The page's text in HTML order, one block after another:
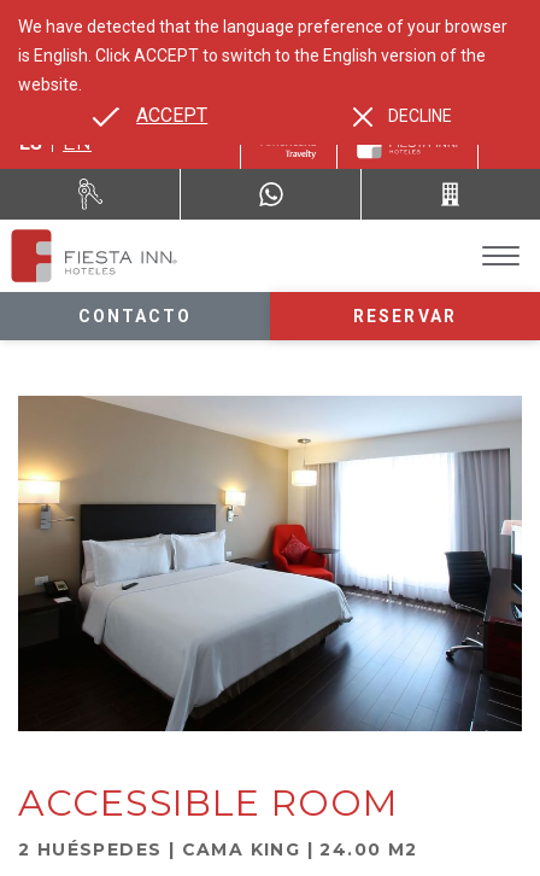
ES EN
CONTACTO RESERVAR
We have detected that the language preference of your browser
is English. Click ACCEPT to switch to the English version of the
website.
ACCEPT DECLINE
ACCESSIBLE ROOM
2 HUÉSPEDES | CAMA KING | 24.00 M2